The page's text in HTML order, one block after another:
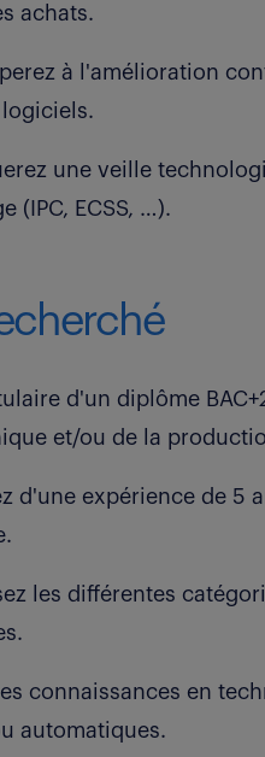
achats.
à l'amélioration
une veille
(IPC, ECSS, …).
d'un diplôme
et/ou de la
d'une expérience de 5
les différentes
connaissances en
automatiques.